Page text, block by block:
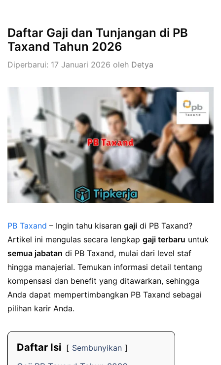
Daftar Gaji dan Tunjangan di PB
Taxand Tahun 2026
Diperbarui: 17 Januari 2026 oleh Detya
PB Taxand – Ingin tahu kisaran gaji di PB Taxand?
Artikel ini mengulas secara lengkap gaji terbaru untuk
semua jabatan di PB Taxand, mulai dari level staf
hingga manajerial. Temukan informasi detail tentang
kompensasi dan benefit yang ditawarkan, sehingga
Anda dapat mempertimbangkan PB Taxand sebagai
pilihan karir Anda.
Daftar Isi
Sembunyikan